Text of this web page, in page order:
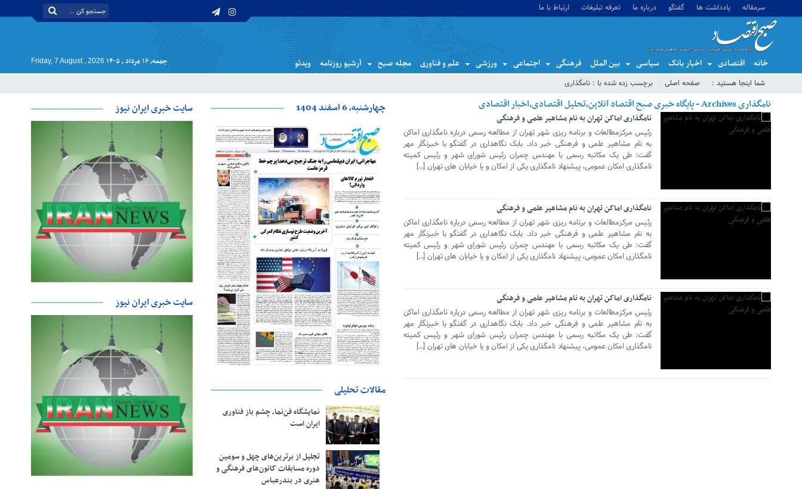
سرمقاله یادداشت ها گفتگو درباره ما تعرفه تبلیغات ارتباط با ما
خانه اقتصادی اخبار بانک سیاسی بین الملل فرهنگی اجتماعی ورزشی علم و فناوری مجله صبح آرشیو روزنامه ویدئو جمعه, ۱۶ مرداد , ۱۴۰۵ Friday, 7 August , 2026
شما اینجا هستید : صفحه اصلی برچسب زده شده با : نامگذاری
نامگذاری Archives - پایگاه خبری صبح اقتصاد آنلاین،تحلیل اقتصادی،اخبار اقتصادی
21 جولای 2017
نامگذاری اماکن تهران به نام مشاهیر علمی و فرهنگی
رئیس مرکزمطالعات و برنامه ریزی شهر تهران از مطالعه رسمی درباره نامگذاری اماکن
به نام مشاهیر علمی و فرهنگی خبر داد. بابک نگاهداری در گفتگو با خبرنگار مهر
گفت: طی یک مکاتبه رسمی با مهندس چمران رئیس شورای شهر و رئیس کمیته
نامگذاری امکان عمومی، پیشنهاد نامگذاری یکی از امکان و یا خیابان های تهران […]
نامگذاری اماکن تهران به نام مشاهیر علمی و فرهنگی
رئیس مرکزمطالعات و برنامه ریزی شهر تهران از مطالعه رسمی درباره نامگذاری اماکن
به نام مشاهیر علمی و فرهنگی خبر داد. بابک نگاهداری در گفتگو با خبرنگار مهر
گفت: طی یک مکاتبه رسمی با مهندس چمران رئیس شورای شهر و رئیس کمیته
نامگذاری امکان عمومی، پیشنهاد نامگذاری یکی از امکان و یا خیابان های تهران […]
نامگذاری اماکن تهران به نام مشاهیر علمی و فرهنگی
رئیس مرکزمطالعات و برنامه ریزی شهر تهران از مطالعه رسمی درباره نامگذاری اماکن
به نام مشاهیر علمی و فرهنگی خبر داد. بابک نگاهداری در گفتگو با خبرنگار مهر
گفت: طی یک مکاتبه رسمی با مهندس چمران رئیس شورای شهر و رئیس کمیته
نامگذاری امکان عمومی، پیشنهاد نامگذاری یکی از امکان و یا خیابان های تهران […]
چهارشنبه، 6 اسفند 1404
مقالات تحلیلی
نمایشگاه فن‌نما، چشم باز فناوری
ایران است
تجلیل از بر‌ترین‌های چهل و سومین
دوره مسابقات کانون‌های فرهنگی و
هنری در بندرعباس
سایت خبری ایران نیوز
سایت خبری ایران نیوز